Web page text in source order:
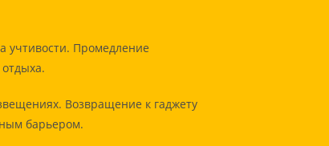
учтивости. Промедление
Возвращение к гаджету
барьером.